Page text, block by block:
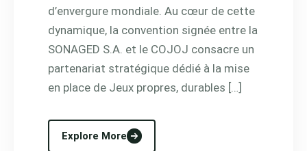
d’envergure mondiale. Au cœur de cette
dynamique, la convention signée entre la
SONAGED S.A. et le COJOJ consacre un
partenariat stratégique dédié à la mise
en place de Jeux propres, durables […]
Explore More